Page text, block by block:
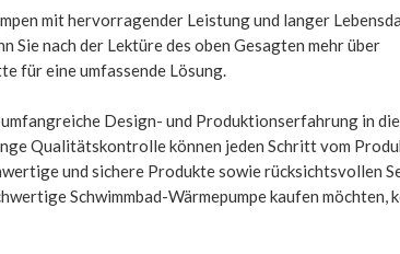
mit hervorragender Leistung und langer
nach der Lektüre des oben Gesagten mehr über
für eine umfassende Lösung.
Design- und Produktionserfahrung in
Qualitätskontrolle können jeden Schritt vom
und sichere Produkte sowie rücksichtsvollen
Schwimmbad-Wärmepumpe kaufen möchten,